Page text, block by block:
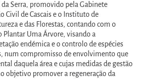
Serra, promovido pela Gabinete
Civil de Cascais e o Instituto de
e das Florestas, contando com o
Plantar Uma Árvore, visando a
endémica e o controlo de espécies
num compromisso de envolvimento que
daquela área e cujas medidas de gestão
objetivo promover a regeneração da